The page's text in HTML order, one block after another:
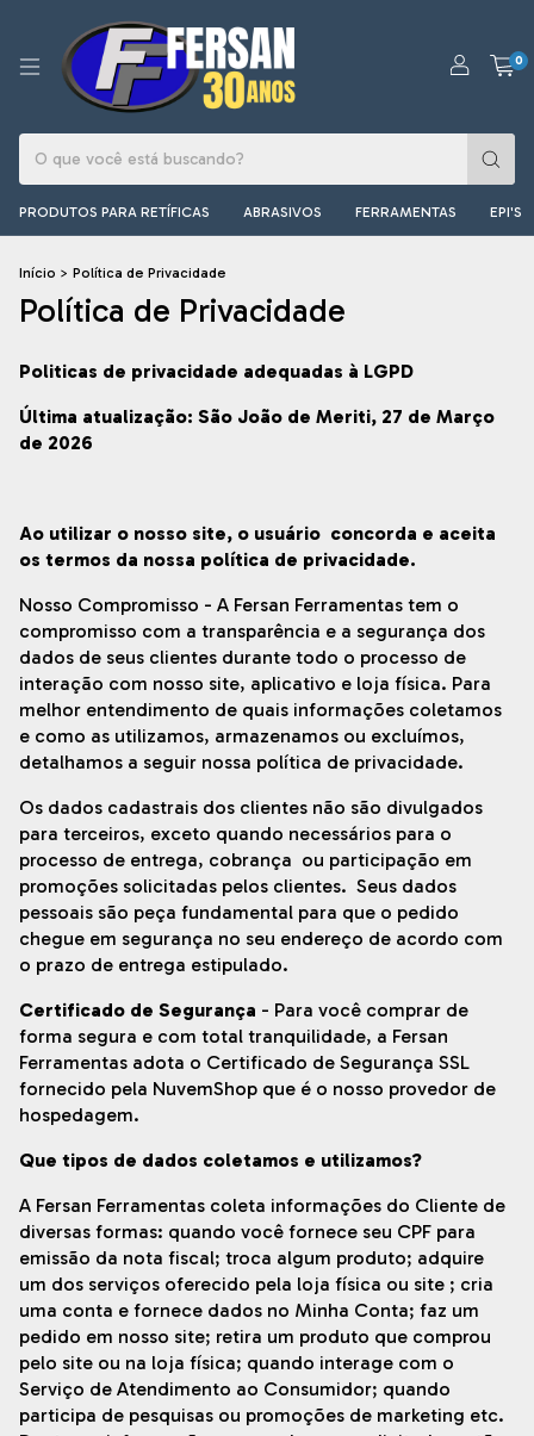
0
PRODUTOS PARA RETÍFICAS ABRASIVOS FERRAMENTAS EPI'S
Início > Política de Privacidade
Política de Privacidade
Politicas de privacidade adequadas à LGPD
Última atualização: São João de Meriti, 27 de Março
de 2026
Ao utilizar o nosso site, o usuário concorda e aceita
os termos da nossa política de privacidade.
Nosso Compromisso - A Fersan Ferramentas tem o
compromisso com a transparência e a segurança dos
dados de seus clientes durante todo o processo de
interação com nosso site, aplicativo e loja física. Para
melhor entendimento de quais informações coletamos
e como as utilizamos, armazenamos ou excluímos,
detalhamos a seguir nossa política de privacidade.
Os dados cadastrais dos clientes não são divulgados
para terceiros, exceto quando necessários para o
processo de entrega, cobrança ou participação em
promoções solicitadas pelos clientes. Seus dados
pessoais são peça fundamental para que o pedido
chegue em segurança no seu endereço de acordo com
o prazo de entrega estipulado.
Certificado de Segurança - Para você comprar de
forma segura e com total tranquilidade, a Fersan
Ferramentas adota o Certificado de Segurança SSL
fornecido pela NuvemShop que é o nosso provedor de
hospedagem.
Que tipos de dados coletamos e utilizamos?
A Fersan Ferramentas coleta informações do Cliente de
diversas formas: quando você fornece seu CPF para
emissão da nota fiscal; troca algum produto; adquire
um dos serviços oferecido pela loja física ou site ; cria
uma conta e fornece dados no Minha Conta; faz um
pedido em nosso site; retira um produto que comprou
pelo site ou na loja física; quando interage com o
Serviço de Atendimento ao Consumidor; quando
participa de pesquisas ou promoções de marketing etc.